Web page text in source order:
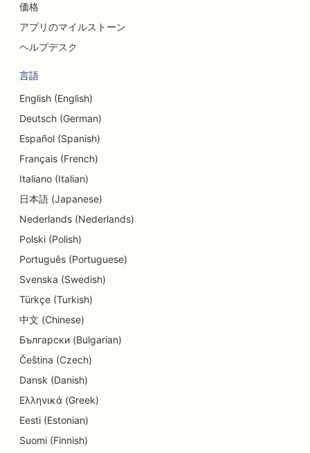
価格
アプリのマイルストーン
ヘルプデスク
言語
English (English)
Deutsch (German)
Español (Spanish)
Français (French)
Italiano (Italian)
日本語 (Japanese)
Nederlands (Nederlands)
Polski (Polish)
Português (Portuguese)
Svenska (Swedish)
Türkçe (Turkish)
中文 (Chinese)
Български (Bulgarian)
Čeština (Czech)
Dansk (Danish)
Ελληνικά (Greek)
Eesti (Estonian)
Suomi (Finnish)